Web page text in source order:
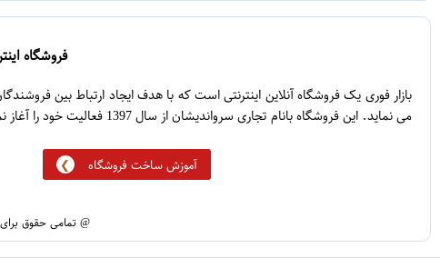
3
1
1
5
فروشگاه
بازار فوری یک فروشگاه آنلاین اینترنتی است که با هدف ایجاد ارتباط بین
می نماید. این فروشگاه بانام تجاری سرواندیشان از سال 1397 فعالیت خود را آغاز نموده است.
آموزش ساخت فروشگاه
@ تمامی حقوق برای